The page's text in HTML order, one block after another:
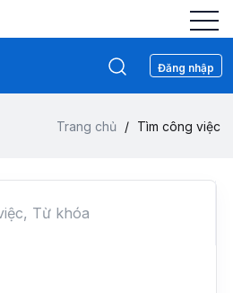
Đăng nhập
Trang chủ / Tìm công việc